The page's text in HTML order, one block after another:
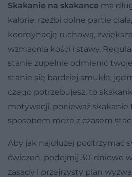
Skakanie na skakance ma
kalorie, rzeźbi dolne partie
koordynację ruchową,
wzmacnia kości i stawy.
stanie zupełnie odmienić twoje
stanie się bardziej smukłe,
czego potrzebujesz, to
motywacji, ponieważ skakanie
sposobem może z czasem
Aby jak najdłużej podtrzymać
ćwiczeń, podejmij 30-dniowe
zasady i przejrzysty plan